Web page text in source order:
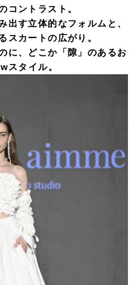
コントラスト。
出す立体的なフォルムと、
スカートの広がり。
に、どこか「隙」のあるお
スタイル。